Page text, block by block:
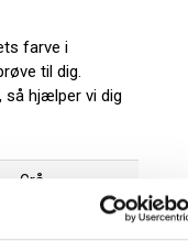
farve i
til dig.
, så hjælper vi dig
Grå